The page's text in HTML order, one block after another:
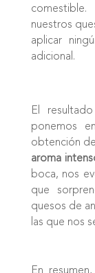
nuestros
aplicar
adicional.
El
ponemos
obtención
aroma
boca, nos
que
quesos de
las que nos